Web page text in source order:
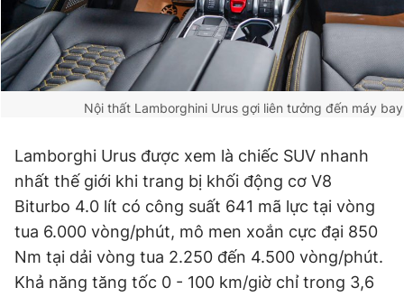
Nội thất Lamborghini Urus gợi liên tưởng đến máy
Lamborghi Urus được xem là chiếc SUV nhanh
nhất thế giới khi trang bị khối động cơ V8
Biturbo 4.0 lít có công suất 641 mã lực tại vòng
tua 6.000 vòng/phút, mô men xoắn cực đại 850
Nm tại dải vòng tua 2.250 đến 4.500 vòng/phút.
Khả năng tăng tốc 0 - 100 km/giờ chỉ trong 3,6